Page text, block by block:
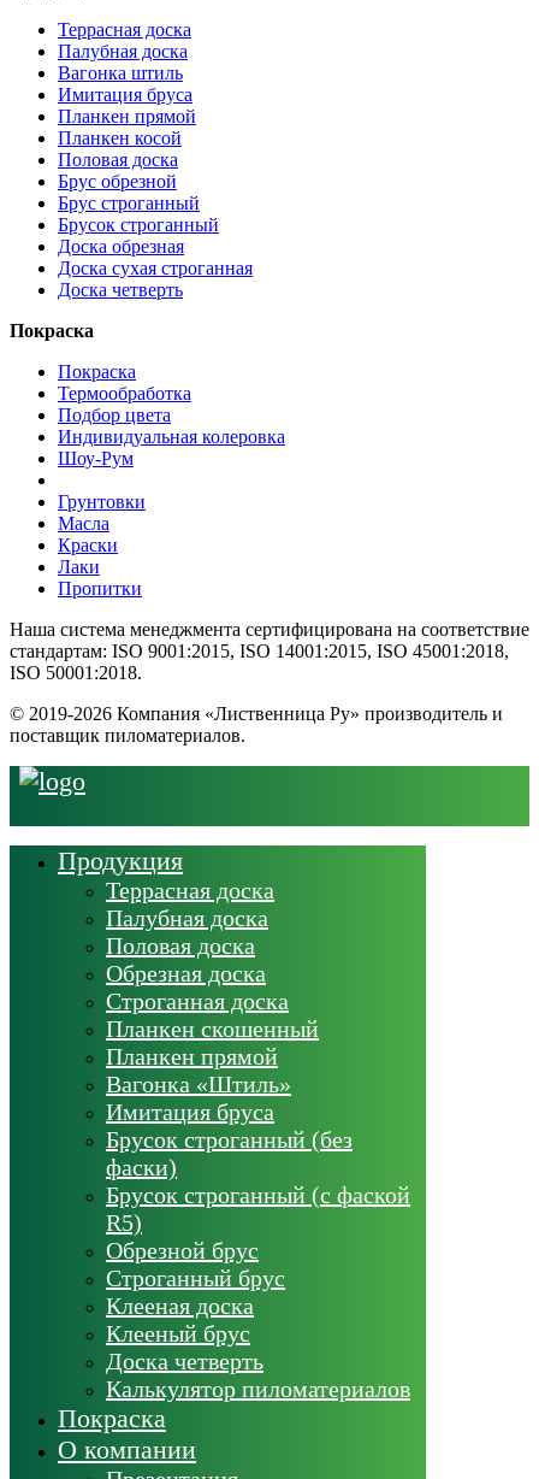
Террасная доска
Палубная доска
Вагонка штиль
Имитация бруса
Планкен прямой
Планкен косой
Половая доска
Брус обрезной
Брус строганный
Брусок строганный
Доска обрезная
Доска сухая строганная
Доска четверть
Покраска
Покраска
Термообработка
Подбор цвета
Индивидуальная колеровка
Шоу-Рум
Грунтовки
Масла
Краски
Лаки
Пропитки
Наша система менеджмента сертифицирована на соответствие
стандартам: ISO 9001:2015, ISO 14001:2015, ISO 45001:2018,
ISO 50001:2018.
© 2019-2026 Компания «Лиственница Ру» производитель и
поставщик пиломатериалов.
Продукция
Террасная доска
Палубная доска
Половая доска
Обрезная доска
Строганная доска
Планкен скошенный
Планкен прямой
Вагонка «Штиль»
Имитация бруса
Брусок строганный (без
фаски)
Брусок строганный (с фаской
R5)
Обрезной брус
Строганный брус
Клееная доска
Клееный брус
Доска четверть
Калькулятор пиломатериалов
Покраска
О компании